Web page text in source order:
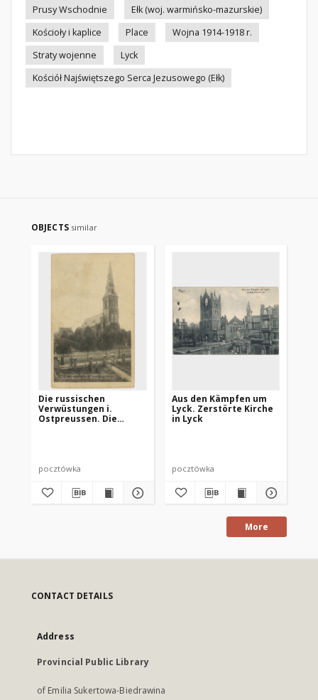
Prusy Wschodnie
Ełk (woj. warmińsko-mazurskie)
Kościoły i kaplice
Place
Wojna 1914-1918 r.
Straty wojenne
Lyck
Kościół Najświętszego Serca Jezusowego (Ełk)
OBJECTS similar
Die russischen
Verwüstungen i.
Ostpreussen. Die
pocztówka
Aus den Kämpfen um
Lyck. Zerstörte Kirche
in Lyck
pocztówka
More
CONTACT DETAILS
Address
Provincial Public Library
of Emilia Sukertowa-Biedrawina